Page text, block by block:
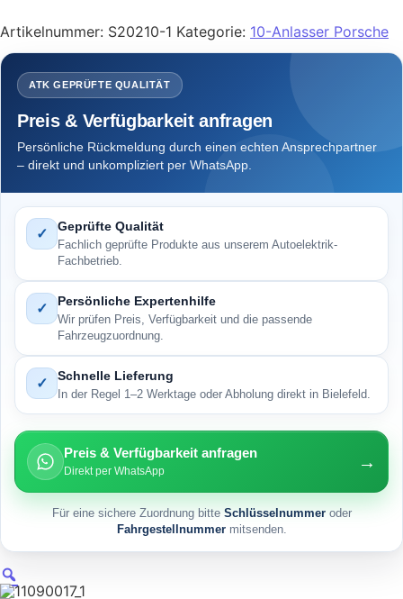
Artikelnummer: S20210-1 Kategorie: 10-Anlasser Porsche
ATK GEPRÜFTE QUALITÄT
Preis & Verfügbarkeit anfragen
Persönliche Rückmeldung durch einen echten Ansprechpartner
– direkt und unkompliziert per WhatsApp.
✓ Geprüfte Qualität
Fachlich geprüfte Produkte aus unserem Autoelektrik-
Fachbetrieb.
✓ Persönliche Expertenhilfe
Wir prüfen Preis, Verfügbarkeit und die passende
Fahrzeugzuordnung.
✓ Schnelle Lieferung
In der Regel 1–2 Werktage oder Abholung direkt in Bielefeld.
Preis & Verfügbarkeit anfragen
Direkt per WhatsApp →
Für eine sichere Zuordnung bitte Schlüsselnummeroder
Fahrgestellnummermitsenden.